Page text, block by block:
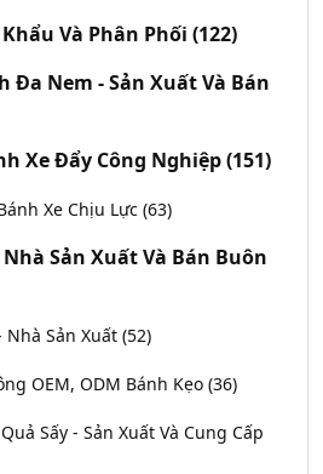
Và Phân Phối (122)
Đa Nem - Sản Xuất Và Bán
Xe Đẩy Công Nghiệp(151)
Xe Chịu Lực (63)
Sản Xuất Và Bán Buôn
Sản Xuất (52)
OEM, ODM Bánh Kẹo (36)
Sấy - Sản Xuất Và Cung Cấp